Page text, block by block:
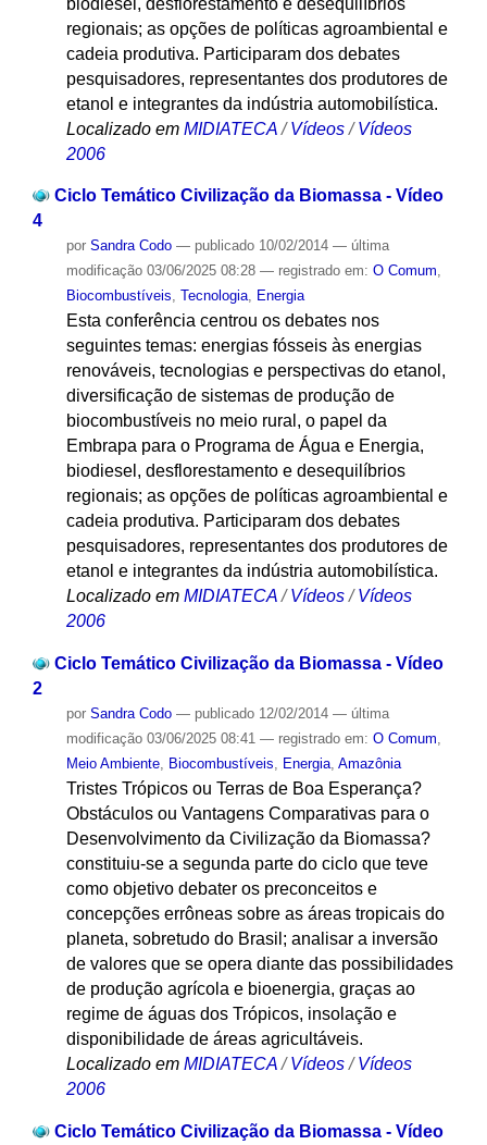
regionais; as opções de políticas agroambiental e
cadeia produtiva. Participaram dos debates
pesquisadores, representantes dos produtores de
etanol e integrantes da indústria automobilística.
Localizado em MIDIATECA /Vídeos /Vídeos
2006
Ciclo Temático Civilização da Biomassa - Vídeo
4
por Sandra Codo — publicado10/02/2014 — última
modificação03/06/2025 08:28 — registrado em: O Comum,
Biocombustíveis, Tecnologia, Energia
Esta conferência centrou os debates nos
seguintes temas: energias fósseis às energias
renováveis, tecnologias e perspectivas do etanol,
diversificação de sistemas de produção de
biocombustíveis no meio rural, o papel da
Embrapa para o Programa de Água e Energia,
biodiesel, desflorestamento e desequilíbrios
regionais; as opções de políticas agroambiental e
cadeia produtiva. Participaram dos debates
pesquisadores, representantes dos produtores de
etanol e integrantes da indústria automobilística.
Localizado em MIDIATECA / Vídeos / Vídeos
2006
Ciclo Temático Civilização da Biomassa - Vídeo
2
por Sandra Codo — publicado12/02/2014 — última
modificação03/06/2025 08:41 — registrado em: O Comum,
Meio Ambiente, Biocombustíveis, Energia, Amazônia
Tristes Trópicos ou Terras de Boa Esperança?
Obstáculos ou Vantagens Comparativas para o
Desenvolvimento da Civilização da Biomassa?
constituiu-se a segunda parte do ciclo que teve
como objetivo debater os preconceitos e
concepções errôneas sobre as áreas tropicais do
planeta, sobretudo do Brasil; analisar a inversão
de valores que se opera diante das possibilidades
de produção agrícola e bioenergia, graças ao
regime de águas dos Trópicos, insolação e
disponibilidade de áreas agricultáveis.
Localizado em MIDIATECA /Vídeos /Vídeos
2006
Ciclo Temático Civilização da Biomassa - Vídeo